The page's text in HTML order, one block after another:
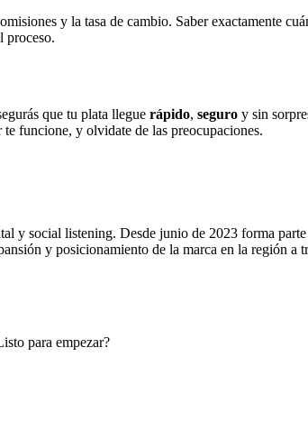
y la tasa de cambio. Saber exactamente
proceso.
que tu plata llegue rápido, seguro y sin
funcione, y olvidate de las preocupaciones.
y social listening. Desde junio de 2023 forma
y posicionamiento de la marca en la región a
para empezar?